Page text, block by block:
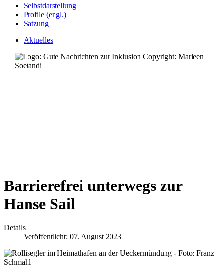
Selbstdarstellung
Profile (engl.)
Satzung
Aktuelles
Barrierefrei unterwegs zur
Hanse Sail
Details
Veröffentlicht: 07. August 2023